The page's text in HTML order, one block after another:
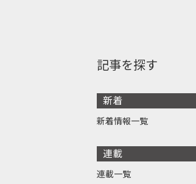
記事を探す
新着
新着情報一覧
連載
連載一覧